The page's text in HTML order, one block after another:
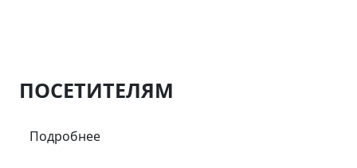
ПОСЕТИТЕЛЯМ
Подробнее